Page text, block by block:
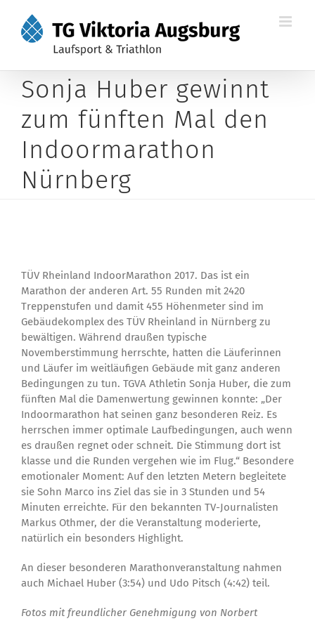
Inhalt
springen
Sonja Huber gewinnt
zum fünften Mal den
Indoormarathon
Nürnberg
TÜV Rheinland IndoorMarathon 2017. Das ist ein
Marathon der anderen Art. 55 Runden mit 2420
Treppenstufen und damit 455 Höhenmeter sind im
Gebäudekomplex des TÜV Rheinland in Nürnberg zu
bewältigen. Während draußen typische
Novemberstimmung herrschte, hatten die Läuferinnen
und Läufer im weitläufigen Gebäude mit ganz anderen
Bedingungen zu tun. TGVA Athletin Sonja Huber, die zum
fünften Mal die Damenwertung gewinnen konnte: „Der
Indoormarathon hat seinen ganz besonderen Reiz. Es
herrschen immer optimale Laufbedingungen, auch wenn
es draußen regnet oder schneit. Die Stimmung dort ist
klasse und die Runden vergehen wie im Flug.“ Besondere
emotionaler Moment: Auf den letzten Metern begleitete
sie Sohn Marco ins Ziel das sie in 3 Stunden und 54
Minuten erreichte. Für den bekannten TV-Journalisten
Markus Othmer, der die Veranstaltung moderierte,
natürlich ein besonders Highlight.
An dieser besonderen Marathonveranstaltung nahmen
auch Michael Huber (3:54) und Udo Pitsch (4:42) teil.
Fotos mit freundlicher Genehmigung von Norbert